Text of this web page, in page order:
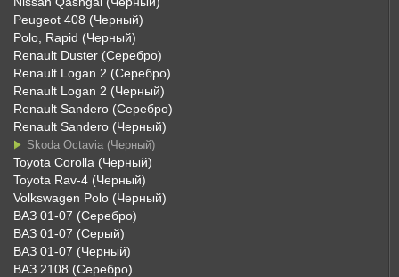
Peugeot 408 (Черный)
Polo, Rapid (Черный)
Renault Duster (Серебро)
Renault Logan 2 (Серебро)
Renault Logan 2 (Черный)
Renault Sandero (Серебро)
Renault Sandero (Черный)
Skoda Octavia (Черный)
Toyota Corolla (Черный)
Toyota Rav-4 (Черный)
Volkswagen Polo (Черный)
ВАЗ 01-07 (Серебро)
ВАЗ 01-07 (Серый)
ВАЗ 01-07 (Черный)
ВАЗ 2108 (Серебро)